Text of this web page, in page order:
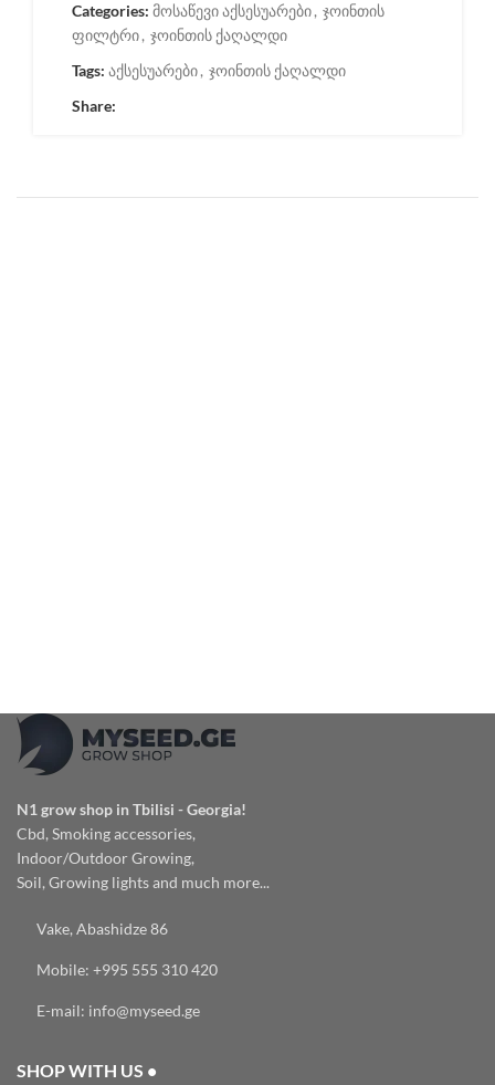
Categories: მოსაწევი აქსესუარები, ჯოინთის
ფილტრი, ჯოინთის ქაღალდი
Tags: აქსესუარები, ჯოინთის ქაღალდი
Share:
N1 grow shop in Tbilisi - Georgia!
Cbd, Smoking accessories,
Indoor/Outdoor Growing,
Soil, Growing lights and much more...
Vake, Abashidze 86
Mobile: +995 555 310 420
E-mail: info@myseed.ge
SHOP WITH US •